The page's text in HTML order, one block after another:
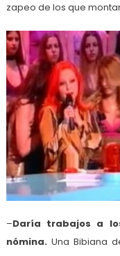
zapeo de los que
–Daría trabajos a
nómina.Una Bibiana